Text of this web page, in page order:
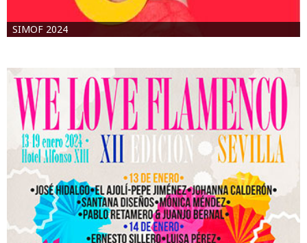
SIMOF 2024